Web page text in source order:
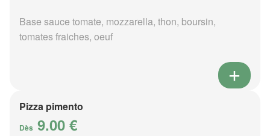
Base sauce tomate, mozzarella, thon, boursin,
tomates fraiches, oeuf
Pizza pimento
Dès 9.00 €